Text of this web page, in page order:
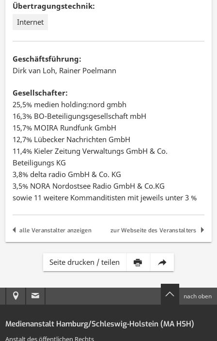
Übertragungstechnik:
Internet
Geschäftsführung:
Dirk van Loh, Rainer Poelmann
Gesellschafter:
25,5% medien holding:nord gmbh
16,3% BO-Beteiligungsgesellschaft mbH
15,7% MOIRA Rundfunk GmbH
12,7% Lübecker Nachrichten GmbH
11,4% Kieler Zeitung Verwaltungs GmbH & Co.
Beteiligungs KG
3,8% delta radio GmbH & Co. KG
3,5% NORA Nordostsee Radio GmbH & Co.KG
sowie 11 weitere Kommanditisten mit jeweils unter 3 %
alle Veranstalter anzeigen zur Webseite des Veranstalters
Seite drucken / teilen
Inhalt Diese
per
Anreise
MA an
nach oben
Medienanstalt Hamburg/Schleswig-Holstein (MA HSH)
Anstalt des öffentlichen Rechts